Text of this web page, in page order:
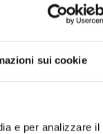
sui cookie
e per analizzare il